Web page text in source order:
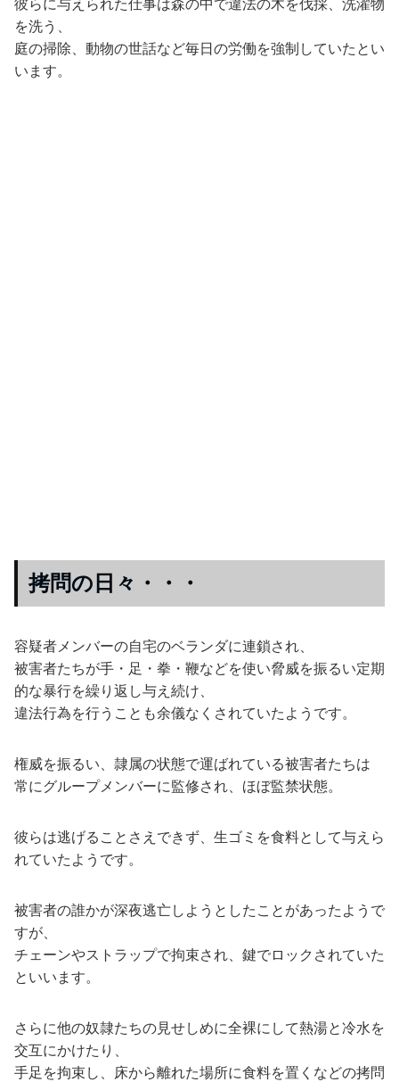
を洗う、
庭の掃除、動物の世話など毎日の労働を強制していたとい
います。
拷問の日々・・・
容疑者メンバーの自宅のベランダに連鎖され、
被害者たちが手・足・拳・鞭などを使い脅威を振るい定期
的な暴行を繰り返し与え続け、
違法行為を行うことも余儀なくされていたようです。
権威を振るい、隷属の状態で運ばれている被害者たちは
常にグループメンバーに監修され、ほぼ監禁状態。
彼らは逃げることさえできず、生ゴミを食料として与えら
れていたようです。
被害者の誰かが深夜逃亡しようとしたことがあったようで
すが、
チェーンやストラップで拘束され、鍵でロックされていた
といいます。
さらに他の奴隷たちの見せしめに全裸にして熱湯と冷水を
交互にかけたり、
手足を拘束し、床から離れた場所に食料を置くなどの拷問